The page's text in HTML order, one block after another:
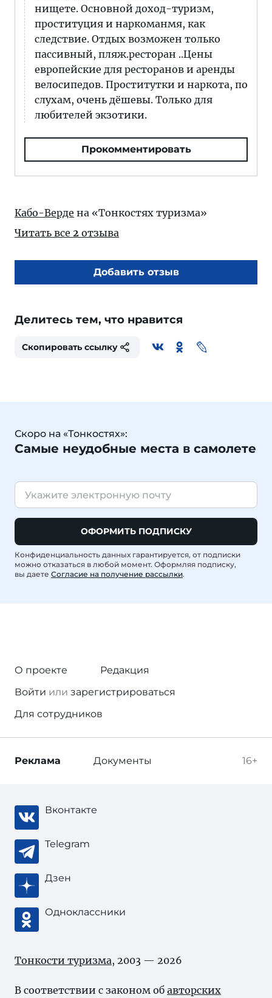
нищете. Основной доход-туризм,
проституция и наркоманмя, как
следствие. Отдых возможен только
пассивный, пляж.ресторан ..Цены
европейские для ресторанов и аренды
велосипедов. Проститутки и наркота, по
слухам, очень дёшевы. Только для
любителей экзотики.
Прокомментировать
Кабо-Верде на «Тонкостях туризма»
Читать все 2 отзыва
Добавить отзыв
Делитесь тем, что нравится
Скопировать ссылку
Скоро на «Тонкостях»:
Самые неудобные места в самолете
ОФОРМИТЬ ПОДПИСКУ
Конфиденциальность данных гарантируется, от подписки
можно отказаться в любой момент. Оформляя подписку,
вы даете Согласие на получение рассылки.
О проекте
Редакция
Войти или зарегистрироваться
Для сотрудников
16+
Реклама Документы
Вконтакте
Telegram
Дзен
Одноклассники
Тонкости туризма, 2003 — 2026
В соответствии с законом об авторских